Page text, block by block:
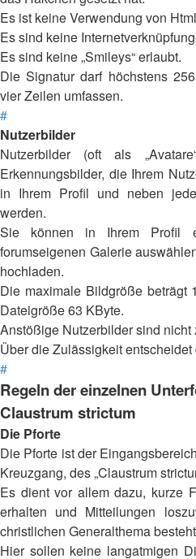
Es ist keine Verwendung von
Es sind keine
Es sind keine „Smileys“ erlaubt.
Die Signatur darf höchstens
vier Zeilen umfassen.
#
Nutzerbilder
Nutzerbilder (oft als
Erkennungsbilder, die Ihrem
in Ihrem Profil und neben
werden.
Sie können in Ihrem Profil
forumseigenen Galerie
hochladen.
Die maximale Bildgröße beträgt
Dateigröße 63 KByte.
Anstößige Nutzerbilder sind nicht
Über die Zulässigkeit
#
Regeln der einzelnen
Claustrum strictum
Die Pforte
Die Pforte ist der
Kreuzgang, des „Claustrum
Es dient vor allem dazu, kurze
erhalten und Mitteilungen
christlichen Generalthema
Hier sollen keine langatmigen